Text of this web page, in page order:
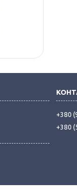
+380
+380